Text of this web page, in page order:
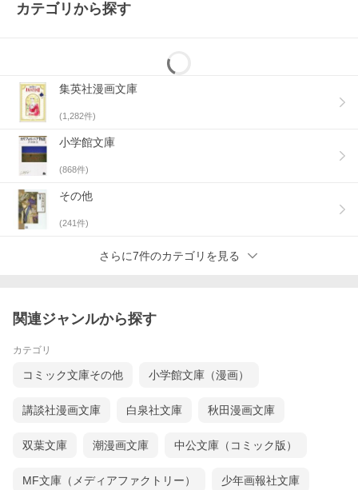
カテゴリから探す
集英社漫画文庫
(1,282件)
小学館文庫
(868件)
その他
(241件)
さらに7件のカテゴリを見る
関連ジャンルから探す
カテゴリ
コミック文庫その他 小学館文庫（漫画）
講談社漫画文庫 白泉社文庫 秋田漫画文庫
双葉文庫 潮漫画文庫 中公文庫（コミック版）
MF文庫（メディアファクトリー） 少年画報社文庫